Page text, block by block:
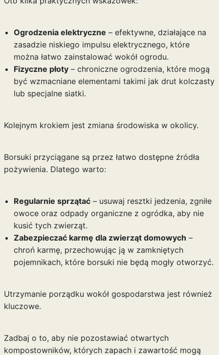
Ogrodzenia elektryczne – efektywne, działające na
zasadzie niskiego impulsu elektrycznego, które
można łatwo zainstalować wokół ogrodu.
Fizyczne płoty– chroniczne ogrodzenia, które mogą
być wzmacniane elementami takimi jak drut kolczasty
lub specjalne siatki.
Kolejnym krokiem jest zmiana środowiska w okolicy.
Borsuki przyciągane są przez łatwo dostępne źródła
pożywienia. Dlatego warto:
Regularnie sprzątać– usuwaj resztki jedzenia, zgniłe
owoce oraz odpady organiczne z ogródka, aby nie
kusić tych zwierząt.
Zabezpieczać karmę dla zwierząt domowych –
chroń karmę, przechowując ją w zamkniętych
pojemnikach, które borsuki nie będą mogły otworzyć.
Utrzymanie porządku wokół gospodarstwa jest również
kluczowe.
Zadbaj o to, aby nie pozostawiać otwartych
kompostowników, których zapach i zawartość mogą